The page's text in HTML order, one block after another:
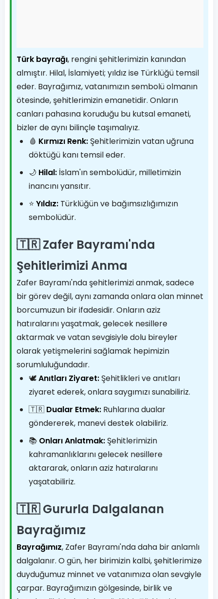
Türk bayrağı, rengini şehitlerimizin kanından
almıştır. Hilal, İslamiyeti; yıldız ise Türklüğü temsil
eder. Bayrağımız, vatanımızın sembolü olmanın
ötesinde, şehitlerimizin emanetidir. Onların
canları pahasına koruduğu bu kutsal emaneti,
bizler de aynı bilinçle taşımalıyız.
🩸 Kırmızı Renk: Şehitlerimizin vatan uğruna
döktüğü kanı temsil eder.
🌙 Hilal: İslam'ın sembolüdür, milletimizin
inancını yansıtır.
⭐ Yıldız: Türklüğün ve bağımsızlığımızın
sembolüdür.
🇹🇷 Zafer Bayramı'nda
Şehitlerimizi Anma
Zafer Bayramı'nda şehitlerimizi anmak, sadece
bir görev değil, aynı zamanda onlara olan minnet
borcumuzun bir ifadesidir. Onların aziz
hatıralarını yaşatmak, gelecek nesillere
aktarmak ve vatan sevgisiyle dolu bireyler
olarak yetişmelerini sağlamak hepimizin
sorumluluğundadır.
🕊️Anıtları Ziyaret: Şehitlikleri ve anıtları
ziyaret ederek, onlara saygımızı sunabiliriz.
🇹🇷 Dualar Etmek: Ruhlarına dualar
göndererek, manevi destek olabiliriz.
📚 Onları Anlatmak: Şehitlerimizin
kahramanlıklarını gelecek nesillere
aktararak, onların aziz hatıralarını
yaşatabiliriz.
🇹🇷 Gururla Dalgalanan
Bayrağımız
Bayrağımız, Zafer Bayramı'nda daha bir anlamlı
dalgalanır. O gün, her birimizin kalbi, şehitlerimize
duyduğumuz minnet ve vatanımıza olan sevgiyle
çarpar. Bayrağımızın gölgesinde, birlik ve